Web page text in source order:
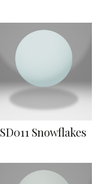
SD011 Snowflakes